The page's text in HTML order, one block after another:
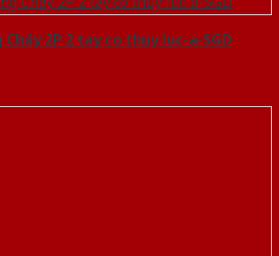
Cháy 2P 2 tay co thuy luc-a-SGD